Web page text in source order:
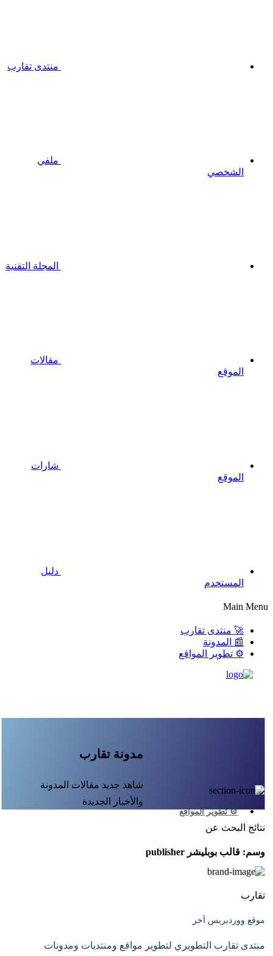
منتدى تقارب
ملفي
الشخصي
المجلة التقنية
مقالات
الموقع
شارات
الموقع
دليل
المستخدم
Main Menu
🚀 منتدى تقارب
📰 المدونة
⚙️ تطوير المواقع
🚀 منتدى تقارب
⚙️ تطوير المواقع
مدونة تقارب
شاهد جديد مقالات المدونة
والأخبار الجديدة
نتائج البحث عن
وسم:قالب بوبليشر publisher
تقارب
موقع ووردبريس آخر
منتدى تقارب التطويري لتطوير مواقع ومنتديات ومدونات